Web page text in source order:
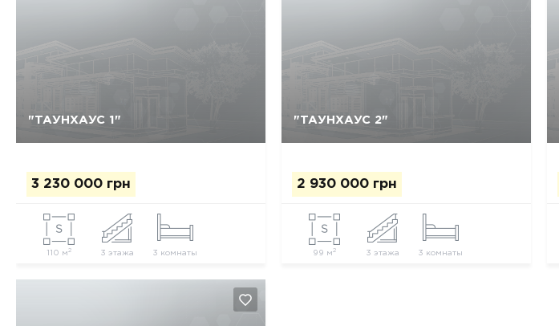
"ТАУНХАУС 1"
3 230 000 грн
110 м2 3 этажа 3 комнаты
Да, удалить "ТАУНХАУС 2"
2 930 000 грн
99 м2 3 этажа 3 комнаты
Да, удалить